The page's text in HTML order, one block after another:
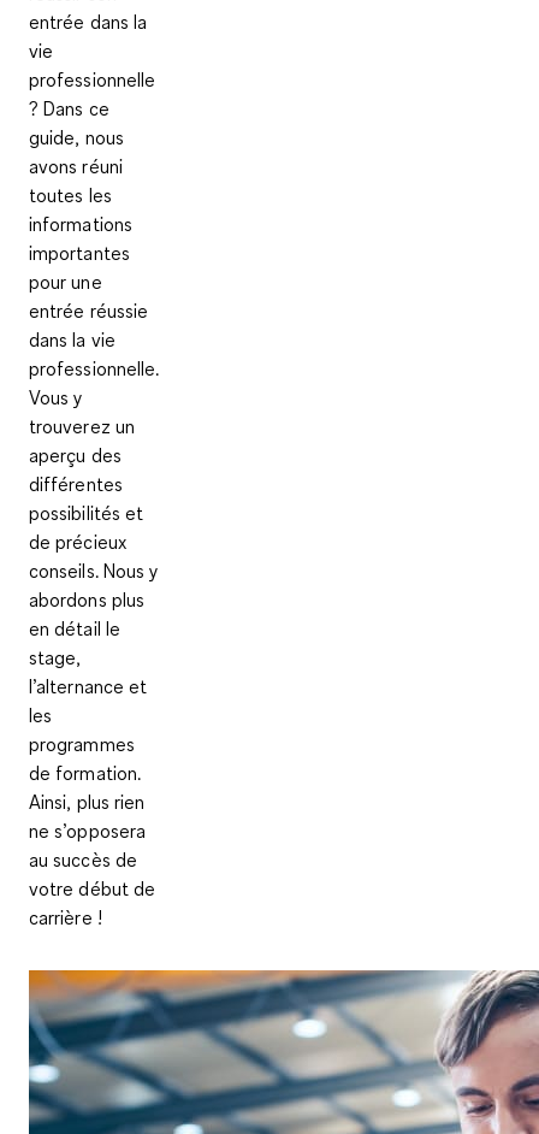
entrée dans la
vie
professionnelle
? Dans ce
guide, nous
avons réuni
toutes les
informations
importantes
pour une
entrée réussie
dans la vie
professionnelle.
Vous y
trouverez un
aperçu des
différentes
possibilités et
de précieux
conseils. Nous y
abordons plus
en détail le
stage,
l’alternance et
les
programmes
de formation.
Ainsi, plus rien
ne s’opposera
au succès de
votre début de
carrière !